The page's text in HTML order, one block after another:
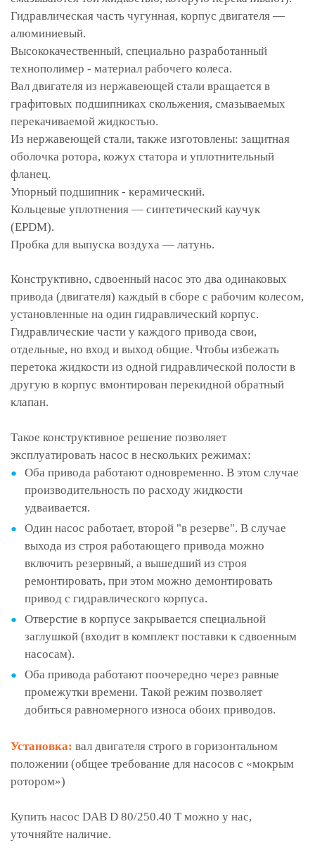
Гидравлическая часть чугунная, корпус двигателя —
алюминиевый.
Высококачественный, специально разработанный
технополимер - материал рабочего колеса.
Вал двигателя из нержавеющей стали вращается в
графитовых подшипниках скольжения, смазываемых
перекачиваемой жидкостью.
Из нержавеющей стали, также изготовлены: защитная
оболочка ротора, кожух статора и уплотнительный
фланец.
Упорный подшипник - керамический.
Кольцевые уплотнения — синтетический каучук
(EPDM).
Пробка для выпуска воздуха — латунь.
Конструктивно, сдвоенный насос это два одинаковых
привода (двигателя) каждый в сборе с рабочим колесом,
установленные на один гидравлический корпус.
Гидравлические части у каждого привода свои,
отдельные, но вход и выход общие. Чтобы избежать
перетока жидкости из одной гидравлической полости в
другую в корпус вмонтирован перекидной обратный
клапан.
Такое конструктивное решение позволяет
эксплуатировать насос в нескольких режимах:
Оба привода работают одновременно. В этом случае
производительность по расходу жидкости
удваивается.
Один насос работает, второй "в резерве". В случае
выхода из строя работающего привода можно
включить резервный, а вышедший из строя
ремонтировать, при этом можно демонтировать
привод с гидравлического корпуса.
Отверстие в корпусе закрывается специальной
заглушкой (входит в комплект поставки к сдвоенным
насосам).
Оба привода работают поочередно через равные
промежутки времени. Такой режим позволяет
добиться равномерного износа обоих приводов.
Установка: вал двигателя строго в горизонтальном
положении (общее требование для насосов с «мокрым
ротором»)
Купить насос DAB D 80/250.40 T можно у нас,
уточняйте наличие.